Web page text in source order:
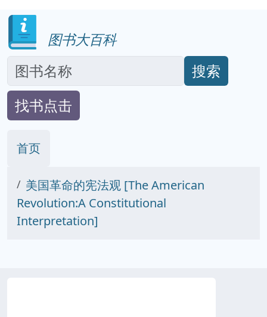
图书大百科
搜索
找书点击
首页
美国革命的宪法观 [The American
Revolution:A Constitutional
Interpretation]